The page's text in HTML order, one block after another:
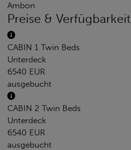
Ambon
Preise & Verfügbarkeit
CABIN 1 Twin Beds
Unterdeck
6540 EUR
ausgebucht
CABIN 2 Twin Beds
Unterdeck
6540 EUR
ausgebucht